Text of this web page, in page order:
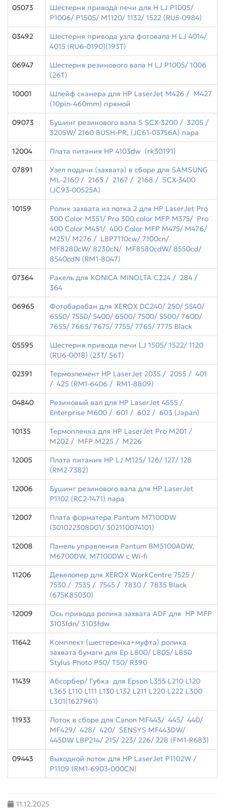
05073
Шестерня привода печи для H LJ P1005/
P1006/ P1505/ M1120/ 1132/ 1522 (RU5-0984)
03492
Шестерня привода узла фотовала H LJ 4014/
4015 (RU6-0190)(193Т)
06947
Шестерня резинового вала H LJ P1005/ 1006
(26Т)
10001
Шлейф сканера для HP LaserJet M426 / M427
(10pin-460mm) прямой
09073
Бушинг резинового вала S SCX-3200 / 3205 /
3205W/ 2160 BUSH-PR, (JC61-03756A) пара
12004 Плата питания HP 4103dw (rk30191)
07891
Узел подачи (захвата) в сборе для SAMSUNG
ML-2160 / 2165 / 2167 / 2168 / SCX-3400
(JC93-00525A)
10159
Ролик захвата из лотка 2 для HP LaserJet Pro
300 Color M351/ Pro 300 color MFP M375/ Pro
400 Color M451/ 400 Color MFP M475/ M476/
M251/ M276 / LBP7110cw/ 7100cn/
MF8280cW/ 8230cN/ MF8580cdW/ 8550cd/
8540cdN (RM1-8047)
07364
Ракель для KONICA MINOLTA C224 / 284 /
364
06965
Фотобарабан для XEROX DC240/ 250/ 5540/
6550/ 7550/ 5400/ 6500/ 7500/ 5500/ 7600/
7655/ 7665/ 7675/ 7755/ 7765/ 7775 Black
05595
Шестерня привода печи LJ 1505/ 1522/ 1120
(RU6-0018) (23T/ 56T)
02391
Термоэлемент HP LaserJet 2035 / 2055 / 401
/ 425 (RM1-6406 / RM1-8809)
04840
Резиновый вал для HP LaserJet 4555 /
Enterprise M600 / 601 / 602 / 603 (Japan)
10135
Термопленка для HP LaserJet Pro M201 /
M202 / MFP M225 / M226
12005
Плата питания HP LJ M125/ 126/ 127/ 128
(RM2-7382)
12006
Бушинг резинового вала для HP LaserJet
P1102 (RC2-1471) пара
12007
Плата форматера Pantum M7100DW
(301022308001/ 302110074101)
12008
Панель управления Pantum BM5100ADW,
M6700DW, M7100DW с Wi-fi
11206
Девелопер для XEROX WorkCentre 7525 /
7530 / 7535 / 7545 / 7830 / 7835 Black
(675K85030)
12009
Ось привода ролика захвата ADF для HP MFP
3103fdn/ 3103fdw
11642
Комплект (шестеренка+муфта) ролика
захвата бумаги для Ep L800/ L805/ L850
Stylus Photo P50/ T50/ R390
11439
Абсорбер/ Губка для Epson L355 L210 L120
L365 L110 L111 L130 L132 L211 L220 L222 L300
L301(1627961)
11933
Лоток в сборе для Canon MF443/ 445/ 440/
MF429/ 428/ 420/ SENSYS MF443DW/
445DW LBP214/ 215/ 223/ 226/ 228 (FM1-R683)
09443
Выходной лоток для HP LaserJet P1102W /
P1109 (RM1-6903-000CN)
11.12.2025